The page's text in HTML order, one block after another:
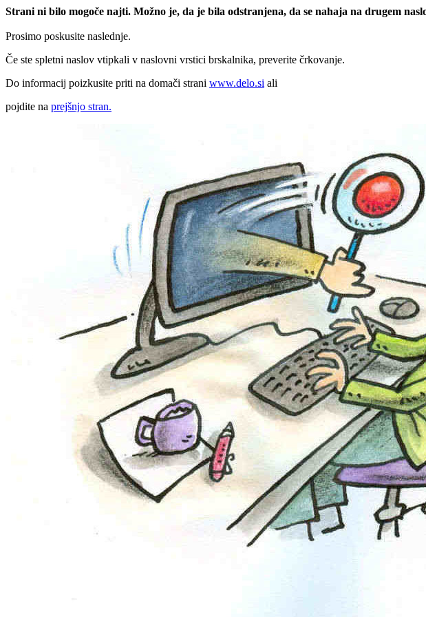
Strani ni bilo mogoče najti. Možno je, da je bila odstranjena, da se nahaja na drugem
Prosimo poskusite naslednje.
Če ste spletni naslov vtipkali v naslovni vrstici brskalnika, preverite črkovanje.
Do informacij poizkusite priti na domači strani www.delo.si ali
pojdite na prejšnjo stran.